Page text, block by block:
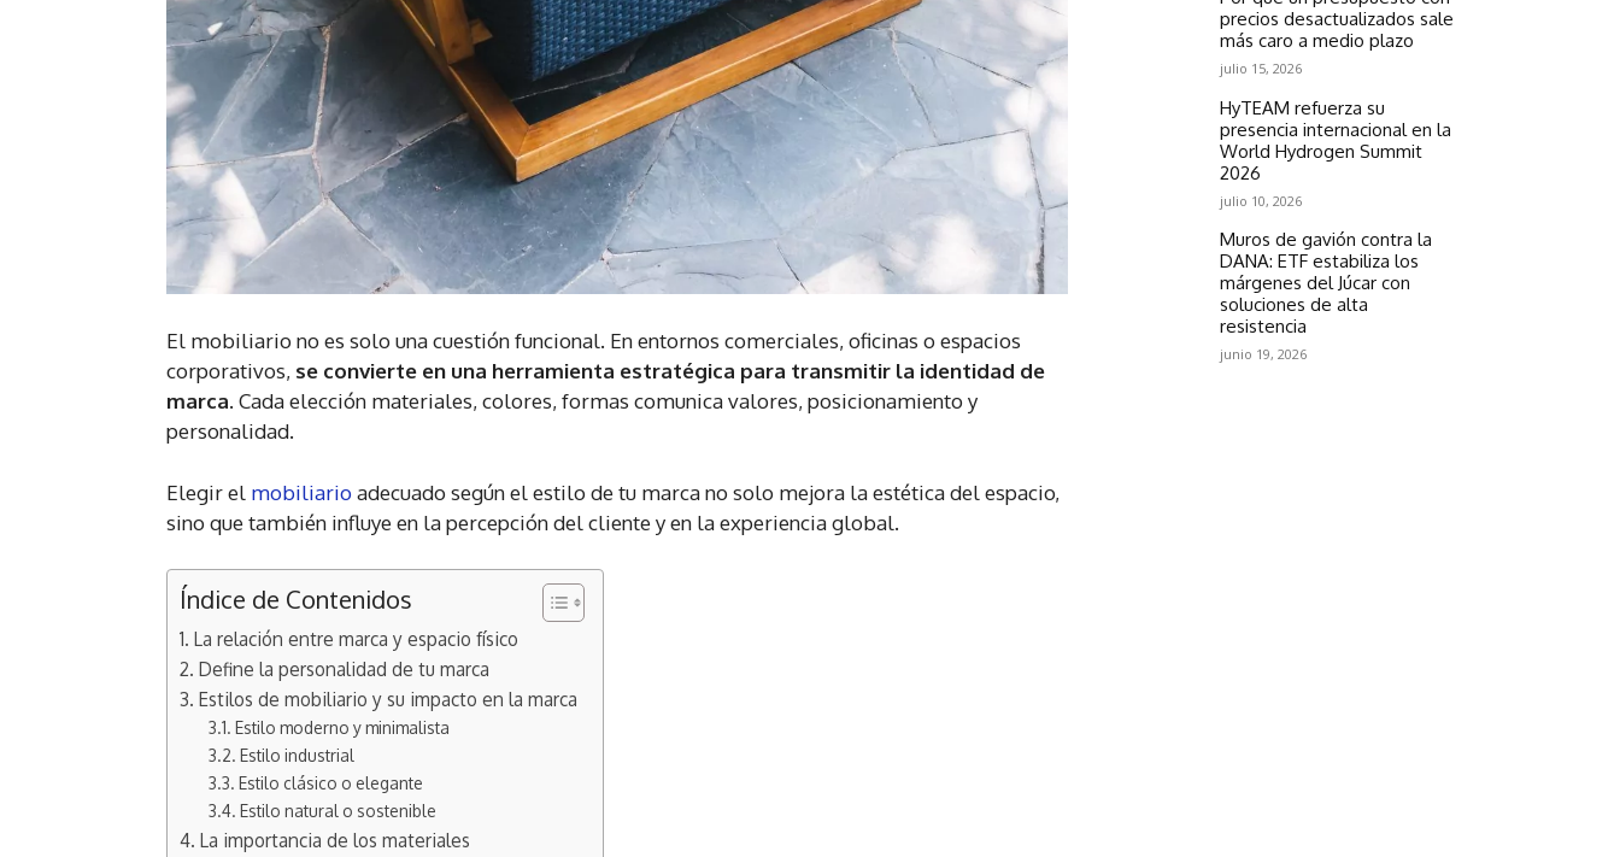
El mobiliario no es solo una cuestión funcional. En entornos comerciales, oficinas o espacios
corporativos, se convierte en una herramienta estratégica para transmitir la identidad de
marca. Cada elección materiales, colores, formas comunica valores, posicionamiento y
personalidad.
Elegir el mobiliarioadecuado según el estilo de tu marca no solo mejora la estética del espacio,
sino que también influye en la percepción del cliente y en la experiencia global.
Índice de Contenidos
La relación entre marca y espacio físico
Define la personalidad de tu marca
Estilos de mobiliario y su impacto en la marca
Estilo moderno y minimalista
Estilo industrial
Estilo clásico o elegante
Estilo natural o sostenible
La importancia de los materiales
precios desactualizados sale
más caro a medio plazo
julio 15, 2026
HyTEAM refuerza su
presencia internacional en la
World Hydrogen Summit
2026
julio 10, 2026
Muros de gavión contra la
DANA: ETF estabiliza los
márgenes del Júcar con
soluciones de alta
resistencia
junio 19, 2026